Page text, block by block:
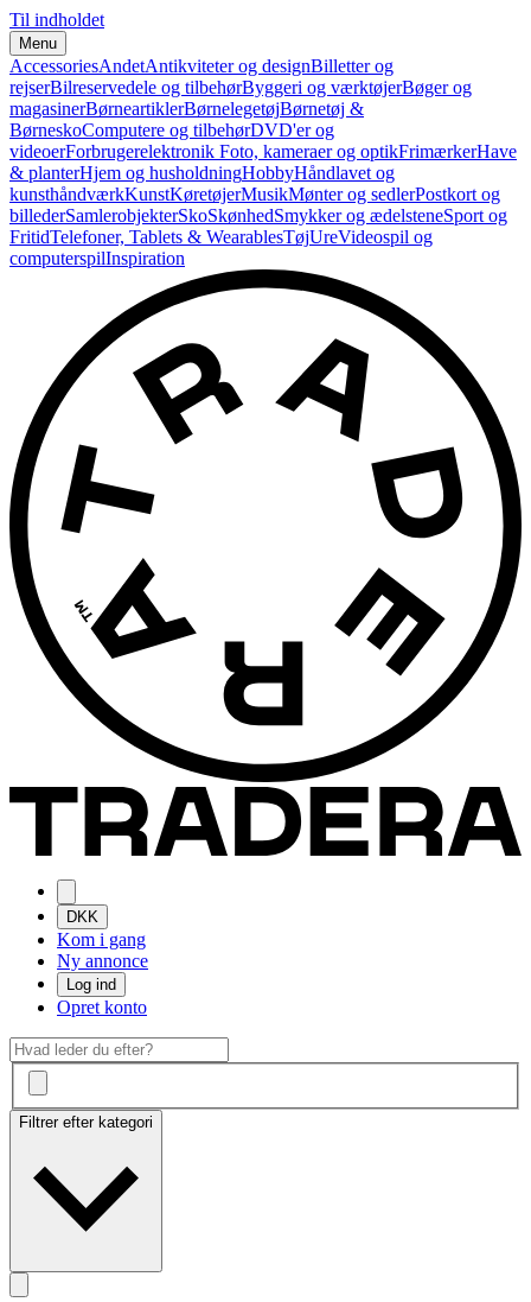
Til indholdet
Menu
AccessoriesAndetAntikviteter og designBilletter og
rejserBilreservedele og tilbehørByggeri og værktøjerBøger og
magasinerBørneartiklerBørnelegetøjBørnetøj &
BørneskoComputere og tilbehørDVD'er og
videoerForbrugerelektronik Foto, kameraer og optikFrimærkerHave
& planterHjem og husholdningHobbyHåndlavet og
kunsthåndværkKunstKøretøjerMusikMønter og sedlerPostkort og
billederSamlerobjekterSkoSkønhedSmykker og ædelsteneSport og
FritidTelefoner, Tablets & WearablesTøjUreVideospil og
computerspilInspiration
DKK
Kom i gang
Ny annonce
Log ind
Opret konto
Filtrer efter kategori